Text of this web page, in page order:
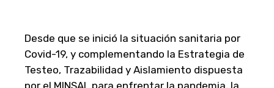
Desde que se inició la situación sanitaria por
Covid-19, y complementando la Estrategia de
Testeo, Trazabilidad y Aislamiento dispuesta
por el MINSAL para enfrentar la pandemia, la